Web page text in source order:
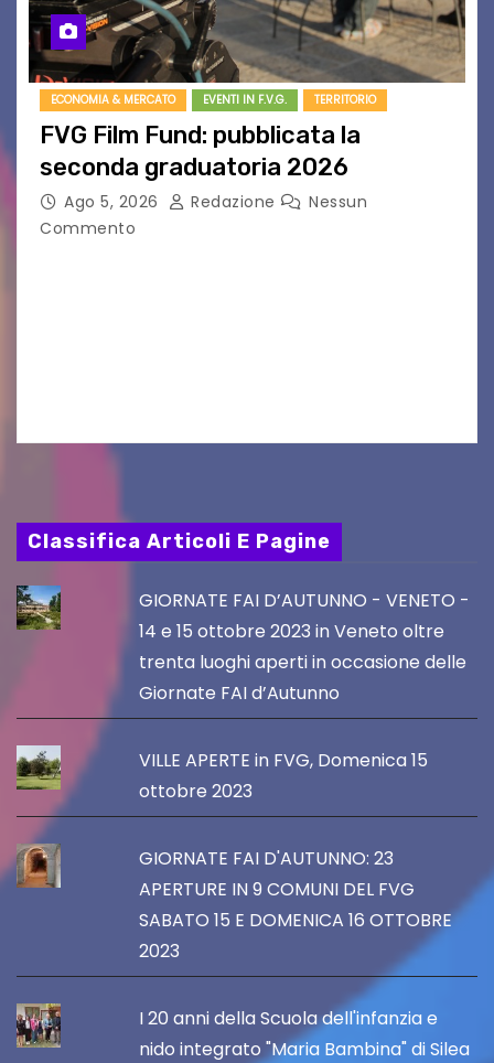
ECONOMIA & MERCATO EVENTI IN F.V.G. TERRITORIO
FVG Film Fund: pubblicata la
seconda graduatoria 2026
Ago 5, 2026 Redazione
Nessun
Commento
Classifica Articoli E Pagine
GIORNATE FAI D’AUTUNNO - VENETO -
14 e 15 ottobre 2023 in Veneto oltre
trenta luoghi aperti in occasione delle
Giornate FAI d’Autunno
VILLE APERTE in FVG, Domenica 15
ottobre 2023
GIORNATE FAI D'AUTUNNO: 23
APERTURE IN 9 COMUNI DEL FVG
SABATO 15 E DOMENICA 16 OTTOBRE
2023
I 20 anni della Scuola dell'infanzia e
nido integrato "Maria Bambina" di Silea